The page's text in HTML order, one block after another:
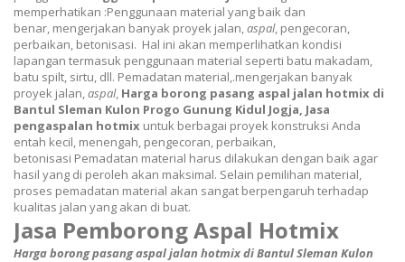
memperhatikan :Penggunaan material yang baik dan
benar, mengerjakan banyak proyek jalan, aspal, pengecoran,
perbaikan, betonisasi. Hal ini akan memperlihatkan kondisi
lapangan termasuk penggunaan material seperti batu makadam,
batu spilt, sirtu, dll. Pemadatan material,.mengerjakan banyak
proyek jalan, aspal, Harga borong pasang aspal jalan hotmix di
Bantul Sleman Kulon Progo Gunung Kidul Jogja, Jasa
pengaspalan hotmix untuk berbagai proyek konstruksi Anda
entah kecil, menengah, pengecoran, perbaikan,
betonisasi Pemadatan material harus dilakukan dengan baik agar
hasil yang di peroleh akan maksimal. Selain pemilihan material,
proses pemadatan material akan sangat berpengaruh terhadap
kualitas jalan yang akan di buat.
Jasa Pemborong Aspal Hotmix
Harga borong pasang aspal jalan hotmix di Bantul Sleman Kulon